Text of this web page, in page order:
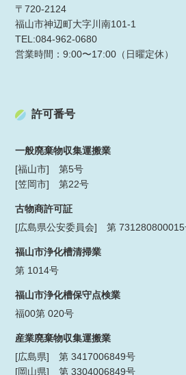
〒720-2124
福山市神辺町大字川南101-1
TEL:084-962-0680
営業時間：9:00〜17:00（日曜定休）
許可番号
一般廃棄物収集運搬業
[福山市] 第5号
[笠岡市] 第22号
古物商許可証
[広島県公安委員会] 第 731280800015
福山市浄化槽清掃業
第 1014号
福山市浄化槽保守点検業
福00第 020号
産業廃棄物収集運搬業
[広島県] 第 3417006849号
[岡山県] 第 3304006849号